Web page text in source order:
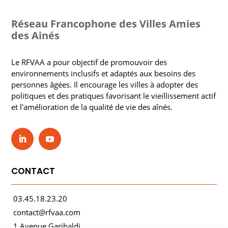
Réseau Francophone des Villes Amies
des Ainés
Le RFVAA a pour objectif de promouvoir des
environnements inclusifs et adaptés aux besoins des
personnes âgées. Il encourage les villes à adopter des
politiques et des pratiques favorisant le vieillissement actif
et l'amélioration de la qualité de vie des aînés.
CONTACT
03.45.18.23.20
contact@rfvaa.com